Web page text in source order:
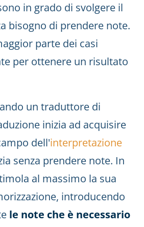
in grado di svolgere il
bisogno di prendere note.
parte dei casi
per ottenere un risultato
un traduttore di
inizia ad acquisire
dell'interpretazione
senza prendere note. In
al massimo la sua
introducendo
le note che è necessario